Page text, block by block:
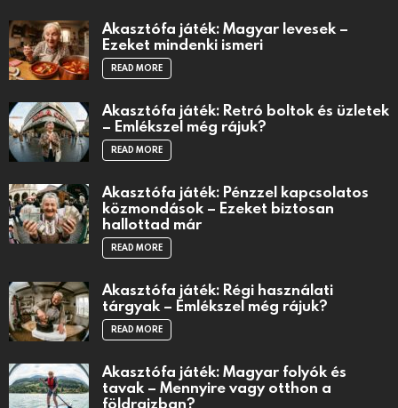
Akasztófa játék: Magyar levesek –
Ezeket mindenki ismeri
READ MORE
Akasztófa játék: Retró boltok és üzletek
– Emlékszel még rájuk?
READ MORE
Akasztófa játék: Pénzzel kapcsolatos
közmondások – Ezeket biztosan
hallottad már
READ MORE
Akasztófa játék: Régi használati
tárgyak – Emlékszel még rájuk?
READ MORE
Akasztófa játék: Magyar folyók és
tavak – Mennyire vagy otthon a
földrajzban?